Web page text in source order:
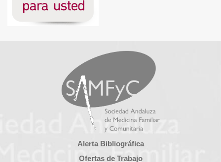
Alerta Bibliográfica
Ofertas de Trabajo